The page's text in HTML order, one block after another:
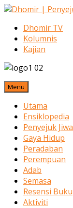
Dhomir TV
Kolumnis
Kajian
Menu
Utama
Ensiklopedia
Penyejuk Jiwa
Gaya Hidup
Peradaban
Perempuan
Adab
Semasa
Resensi Buku
Aktiviti